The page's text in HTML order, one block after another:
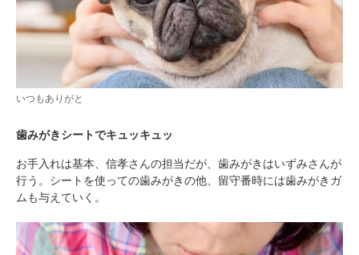
いつもありがと
歯みがきシートでキュッキュッ
お手入れは基本、信孝さんの担当だが、歯みがきはいずみさんが
行う。シートを使っての歯みがきの他、留守番時には歯みがきガ
ムも与えていく。